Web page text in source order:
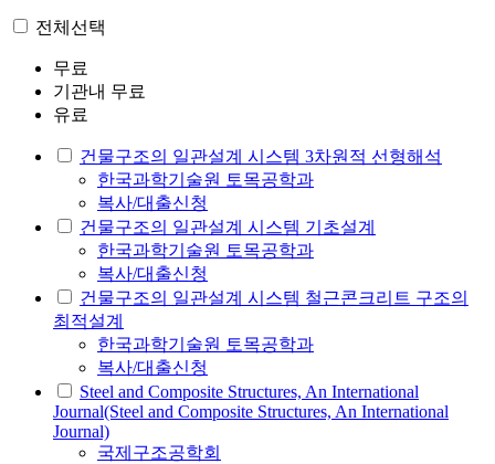
전체선택
무료
기관내 무료
유료
건물구조의 일관설계 시스템 3차원적 선형해석
한국과학기술원 토목공학과
복사/대출신청
건물구조의 일관설계 시스템 기초설계
한국과학기술원 토목공학과
복사/대출신청
건물구조의 일관설계 시스템 철근콘크리트 구조의
최적설계
한국과학기술원 토목공학과
복사/대출신청
Steel and Composite Structures, An International
Journal(Steel and Composite Structures, An International
Journal)
국제구조공학회